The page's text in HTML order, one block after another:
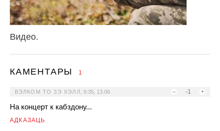
Видео.
КАМЕНТАРЫ 1
– -1 +
ВЭЛКОМ ТО ЗЭ ХЭЛЛ 9:35, 13.06
На концерт к кабздону...
АДКАЗАЦЬ